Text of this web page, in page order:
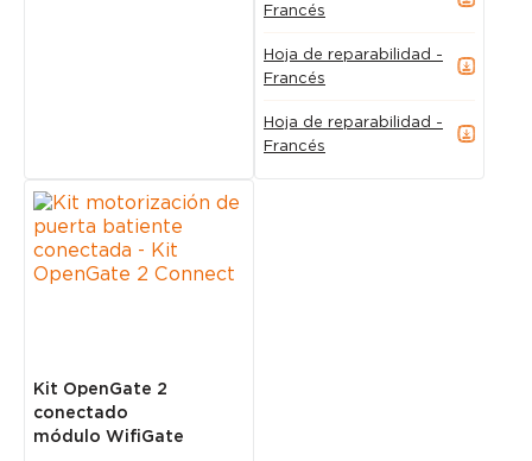
Francés
Hoja de reparabilidad -
Francés
Hoja de reparabilidad -
Francés
Kit OpenGate 2
conectado
módulo WifiGate